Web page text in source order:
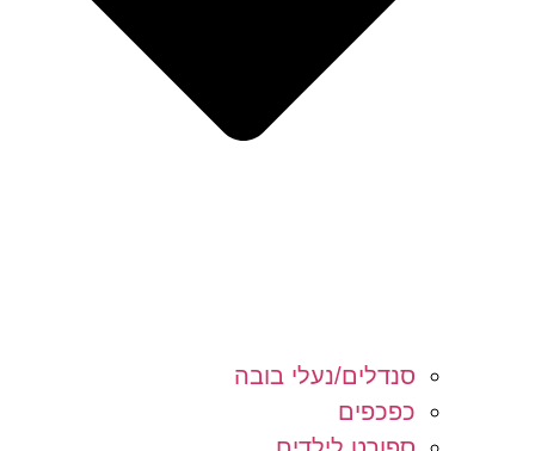
סנדלים/נעלי בובה
כפכפים